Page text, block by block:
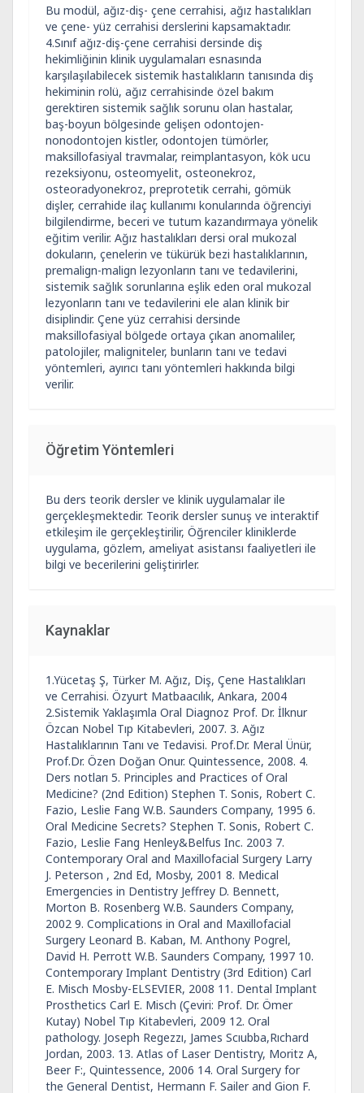
Bu modül, ağız-diş- çene cerrahisi, ağız hastalıkları
ve çene- yüz cerrahisi derslerini kapsamaktadır.
4.Sınıf ağız-diş-çene cerrahisi dersinde diş
hekimliğinin klinik uygulamaları esnasında
karşılaşılabilecek sistemik hastalıkların tanısında diş
hekiminin rolü, ağız cerrahisinde özel bakım
gerektiren sistemik sağlık sorunu olan hastalar,
baş-boyun bölgesinde gelişen odontojen-
nonodontojen kistler, odontojen tümörler,
maksillofasiyal travmalar, reimplantasyon, kök ucu
rezeksiyonu, osteomyelit, osteonekroz,
osteoradyonekroz, preprotetik cerrahi, gömük
dişler, cerrahide ilaç kullanımı konularında öğrenciyi
bilgilendirme, beceri ve tutum kazandırmaya yönelik
eğitim verilir. Ağız hastalıkları dersi oral mukozal
dokuların, çenelerin ve tükürük bezi hastalıklarının,
premalign-malign lezyonların tanı ve tedavilerini,
sistemik sağlık sorunlarına eşlik eden oral mukozal
lezyonların tanı ve tedavilerini ele alan klinik bir
disiplindir. Çene yüz cerrahisi dersinde
maksillofasiyal bölgede ortaya çıkan anomaliler,
patolojiler, maligniteler, bunların tanı ve tedavi
yöntemleri, ayırıcı tanı yöntemleri hakkında bilgi
verilir.
Öğretim Yöntemleri
Bu ders teorik dersler ve klinik uygulamalar ile
gerçekleşmektedir. Teorik dersler sunuş ve interaktif
etkileşim ile gerçekleştirilir, Öğrenciler kliniklerde
uygulama, gözlem, ameliyat asistansı faaliyetleri ile
bilgi ve becerilerini geliştirirler.
Kaynaklar
1.Yücetaş Ş, Türker M. Ağız, Diş, Çene Hastalıkları
ve Cerrahisi. Özyurt Matbaacılık, Ankara, 2004
2.Sistemik Yaklaşımla Oral Diagnoz Prof. Dr. İlknur
Özcan Nobel Tıp Kitabevleri, 2007. 3. Ağız
Hastalıklarının Tanı ve Tedavisi. Prof.Dr. Meral Ünür,
Prof.Dr. Özen Doğan Onur. Quintessence, 2008. 4.
Ders notları 5. Principles and Practices of Oral
Medicine? (2nd Edition) Stephen T. Sonis, Robert C.
Fazio, Leslie Fang W.B. Saunders Company, 1995 6.
Oral Medicine Secrets? Stephen T. Sonis, Robert C.
Fazio, Leslie Fang Henley&Belfus Inc. 2003 7.
Contemporary Oral and Maxillofacial Surgery Larry
J. Peterson , 2nd Ed, Mosby, 2001 8. Medical
Emergencies in Dentistry Jeffrey D. Bennett,
Morton B. Rosenberg W.B. Saunders Company,
2002 9. Complications in Oral and Maxillofacial
Surgery Leonard B. Kaban, M. Anthony Pogrel,
David H. Perrott W.B. Saunders Company, 1997 10.
Contemporary Implant Dentistry (3rd Edition) Carl
E. Misch Mosby-ELSEVIER, 2008 11. Dental Implant
Prosthetics Carl E. Misch (Çeviri: Prof. Dr. Ömer
Kutay) Nobel Tıp Kitabevleri, 2009 12. Oral
pathology. Joseph Regezzı, James Scıubba,Rıchard
Jordan, 2003. 13. Atlas of Laser Dentistry, Moritz A,
Beer F:, Quintessence, 2006 14. Oral Surgery for
the General Dentist, Hermann F. Sailer and Gion F.